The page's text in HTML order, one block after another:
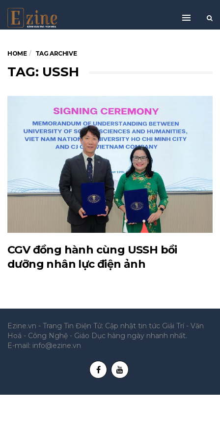
HOME TAG ARCHIVE
TAG: USSH
CGV đồng hành cùng USSH bồi
dưỡng nhân lực điện ảnh
Ezine.vn - Trang Tin Điện Tử: Cập nhật tin tức Giải Trí - Văn
Hoá - Công Nghệ - Giáo Dục hàng ngày nhanh nhất.
E-mail: info@ezine.vn